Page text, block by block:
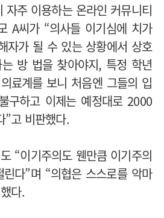
자주 이용하는 온라인 커뮤니티
A씨가 “의사들 이기심에 치가
자가 될 수 있는 상황에서 상호
방 법을 찾아야지, 특정 학년
료계를 보니 처음엔 그들의 입
구하고 이제는 예정대로 2000
”고 비판했다.
“이기주의도 웬만큼 이기주의
다”며 “의협은 스스로를 악마
다.